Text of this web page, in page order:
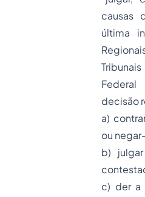
causas
última
Federal
decisão
a)
ou
b)
c) der a